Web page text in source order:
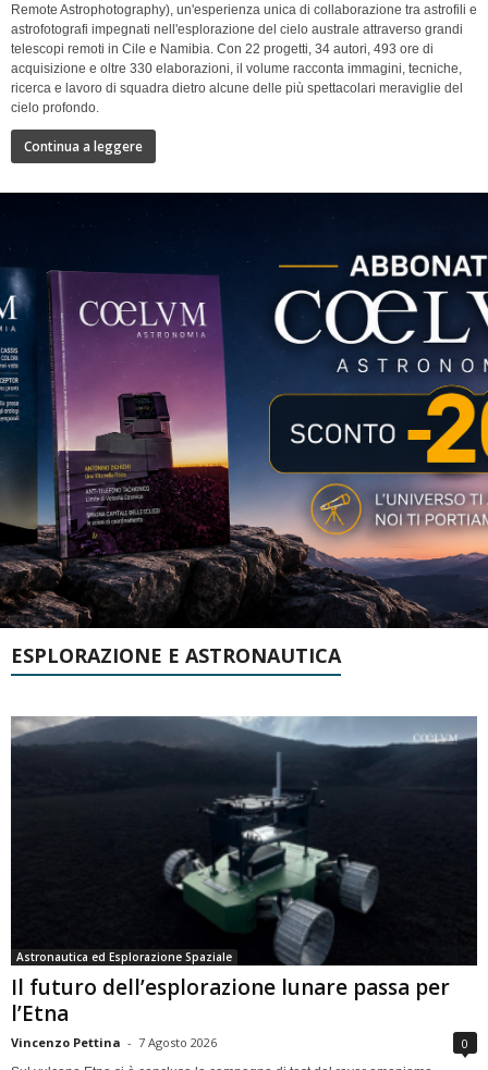
Remote Astrophotography), un'esperienza unica di collaborazione tra astrofili e
astrofotografi impegnati nell'esplorazione del cielo australe attraverso grandi
telescopi remoti in Cile e Namibia. Con 22 progetti, 34 autori, 493 ore di
acquisizione e oltre 330 elaborazioni, il volume racconta immagini, tecniche,
ricerca e lavoro di squadra dietro alcune delle più spettacolari meraviglie del
cielo profondo.
Continua a leggere
ESPLORAZIONE E ASTRONAUTICA
Astronautica ed Esplorazione Spaziale
Il futuro dell’esplorazione lunare passa per
l’Etna
Vincenzo Pettina - 7 Agosto 2026 0